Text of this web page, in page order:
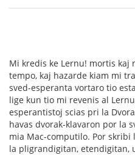
Mi kredis ke Lernu! mortis
tempo, kaj hazarde kiam mi
sved-esperanta vortaro tio
lige kun tio mi revenis al
esperantistoj scias pri la
havas dvorak-klavaron por la
mia Mac-computilo. Por
la pligrandigitan, etendigitan,